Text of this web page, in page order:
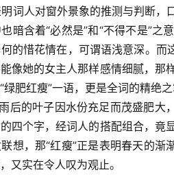
明词人对窗外景象的推测与判断
暗含着“必然是”和“不得不是”
的惜花情在，可谓语浅意深。
像她的女主人那样感情细腻，
肥红瘦”一语，更是全词的精绝
后的叶子因水份充足而茂盛肥
四个字，经词人的搭配组合，
想，那“红瘦”正是表明春天的渐
又实在令人叹为观止。